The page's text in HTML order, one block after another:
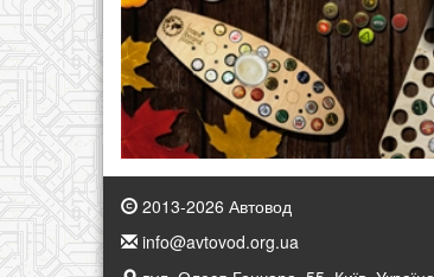
2013-2026 Автовод
info@avtovod.org.ua